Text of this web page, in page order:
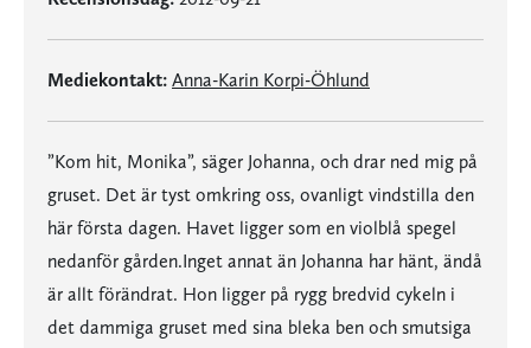
Mediekontakt: Anna-Karin Korpi-Öhlund
”Kom hit, Monika”, säger Johanna, och drar ned mig på
gruset. Det är tyst omkring oss, ovanligt vindstilla den
här första dagen. Havet ligger som en violblå spegel
nedanför gården.Inget annat än Johanna har hänt, ändå
är allt förändrat. Hon ligger på rygg bredvid cykeln i
det dammiga gruset med sina bleka ben och smutsiga